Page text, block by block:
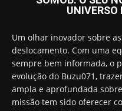
UNIVERSO
Um olhar inovador sobre
deslocamento. Com uma
sempre bem informada, o
evolução do Buzu071,
ampla e aprofundada
missão tem sido oferecer